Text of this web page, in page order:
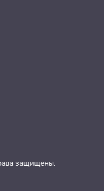
защищены.